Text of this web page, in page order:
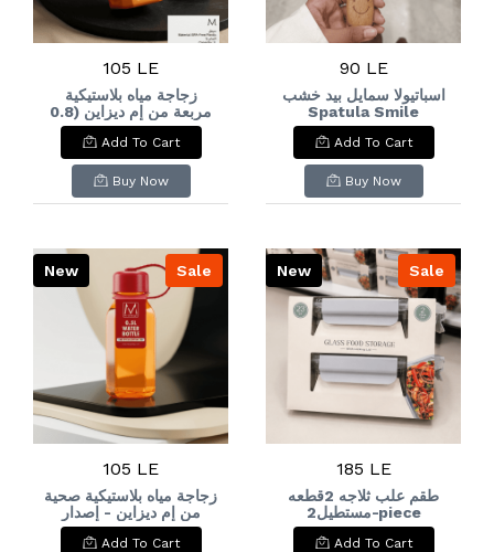
105 LE
زجاجة مياه بلاستيكية
مربعة من إم ديزاين (0.8
لتر)M-Design Square
Plastic Water Bottle
(0.8L
Add To Cart
Buy Now
90 LE
اسباتيولا سمايل بيد خشب
Spatula Smile
Wooden Handle
Add To Cart
Buy Now
Sale
New
105 LE
زجاجة مياه بلاستيكية صحية
من إم ديزاين - إصدار
خاص (0.5 لتر)M-Design
Special Edition
Add To Cart
Sale
New
185 LE
طقم علب ثلاجه 2قطعه
مستطيل2-piece
rectangular
refrigerator
Add To Cart